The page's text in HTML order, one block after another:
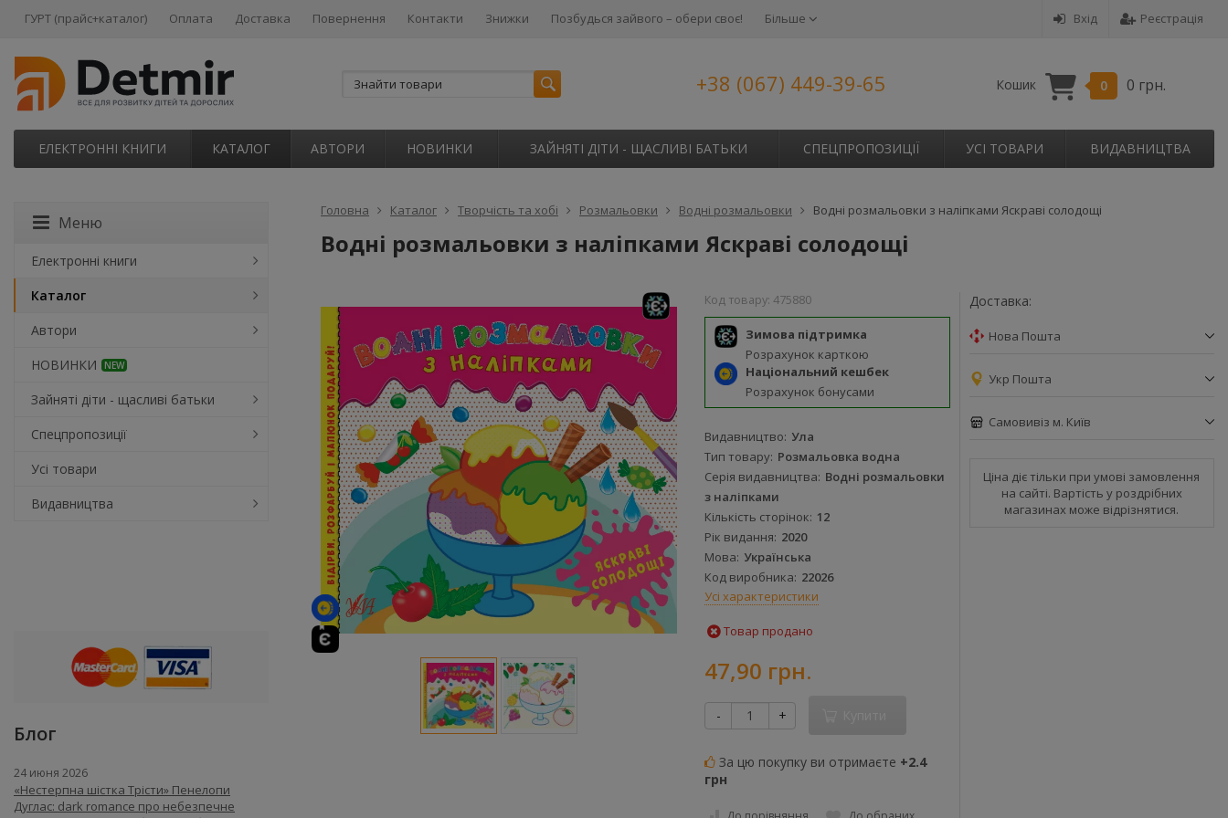
Вхід Реєстрація
ГУРТ (прайс+каталог) Оплата Доставка Повернення Контакти Знижки Позбудься зайвого – обери своє! Більше
+38 (067) 449-39-65 Кошик 0 0 грн.
ЕЛЕКТРОННІ КНИГИ КАТАЛОГ АВТОРИ НОВИНКИ ЗАЙНЯТІ ДІТИ - ЩАСЛИВІ БАТЬКИ СПЕЦПРОПОЗИЦІЇ УСІ ТОВАРИ ВИДАВНИЦТВА
Головна Каталог Творчість та хобі Розмальовки Водні розмальовки Водні розмальовки з наліпками Яскраві солодощі
Водні розмальовки з наліпками Яскраві солодощі
Код товару: 475880
Зимова підтримка
Розрахунок карткою
Національний кешбек
Розрахунок бонусами
Видавництво Ула
Тип товару Розмальовка водна
Серія видавництва Водні розмальовки
з наліпками
Кількість сторінок 12
Рік видання 2020
Мова Українська
Код виробника 22026
Усі характеристики
Товар продано
47,90 грн.
- +
За цю покупку ви отримаєте +2.4
грн
Доставка:
Нова Пошта
Укр Пошта
Самовивіз м. Київ
Ціна діє тільки при умові замовлення
на сайті. Вартість у роздрібних
магазинах може відрізнятися.
Меню
Електронні книги
Каталог
Автори
НОВИНКИ
NEW
Зайняті діти - щасливі батьки
Спецпропозиції
Усі товари
Видавництва
Блог
24 июня 2026
«Нестерпна шістка Трісти» Пенелопи
Дуглас: dark romance про небезпечне